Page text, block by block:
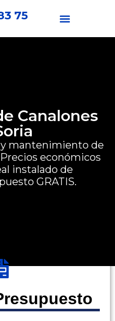
75
Canalones
mantenimiento de
económicos
instalado de
GRATIS.